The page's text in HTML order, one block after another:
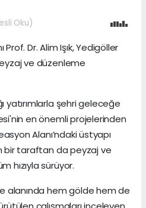
Oku)
Dr. Alim Işık, Yedigöller
ve düzenleme
yatırımlarla şehri geleceğe
en önemli projelerinden
Alanı’ndaki üstyapı
bir taraftan da peyzaj ve
hızıyla sürüyor.
alanında hem gölde hem de